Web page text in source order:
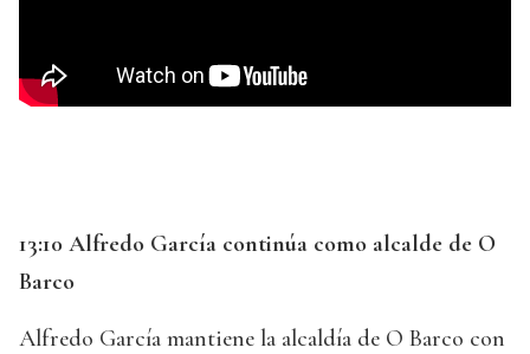
13:10 Alfredo García continúa como alcalde de O
Barco
Alfredo García mantiene la alcaldía de O Barco con